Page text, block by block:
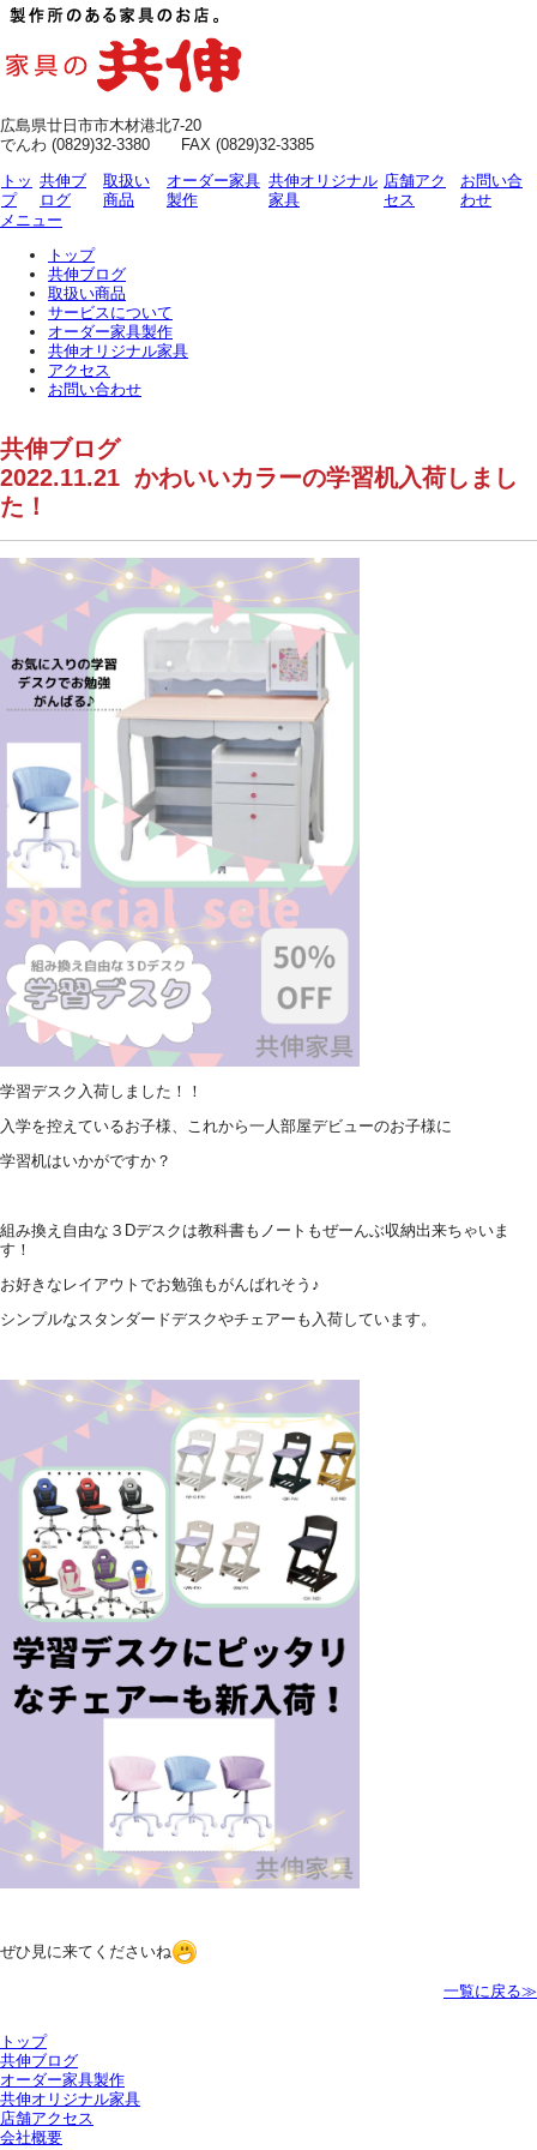
広島県廿日市市木材港北7-20
でんわ (0829)32-3380 FAX (0829)32-3385
トッ
プ
共伸ブ
ログ
取扱い
商品
オーダー家具
製作
共伸オリジナル
家具
店舗アク
セス
お問い合
わせ
メニュー
トップ
共伸ブログ
取扱い商品
サービスについて
オーダー家具製作
共伸オリジナル家具
アクセス
お問い合わせ
共伸ブログ
2022.11.21 かわいいカラーの学習机入荷しまし
た！
学習デスク入荷しました！！
入学を控えているお子様、これから一人部屋デビューのお子様に
学習机はいかがですか？
組み換え自由な３Dデスクは教科書もノートもぜーんぶ収納出来ちゃいま
す！
お好きなレイアウトでお勉強もがんばれそう♪
シンプルなスタンダードデスクやチェアーも入荷しています。
ぜひ見に来てくださいね
一覧に戻る≫
トップ
共伸ブログ
オーダー家具製作
共伸オリジナル家具
店舗アクセス
会社概要